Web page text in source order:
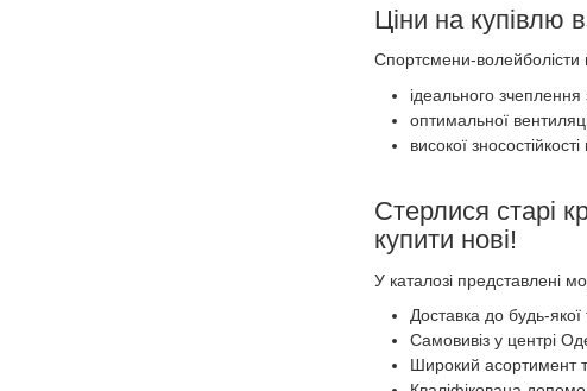
Ціни на купівлю
Спортсмени-волейболісти
ідеального зчеплення
оптимальної
високої зносостійкості
Стерлися старі
купити нові!
У каталозі представлені
Доставка до будь-якої
Самовивіз у центрі
Широкий асортимент